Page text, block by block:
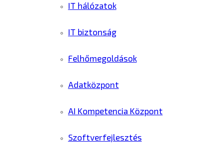
IT hálózatok
IT biztonság
Felhőmegoldások
Adatközpont
AI Kompetencia Központ
Szoftverfejlesztés